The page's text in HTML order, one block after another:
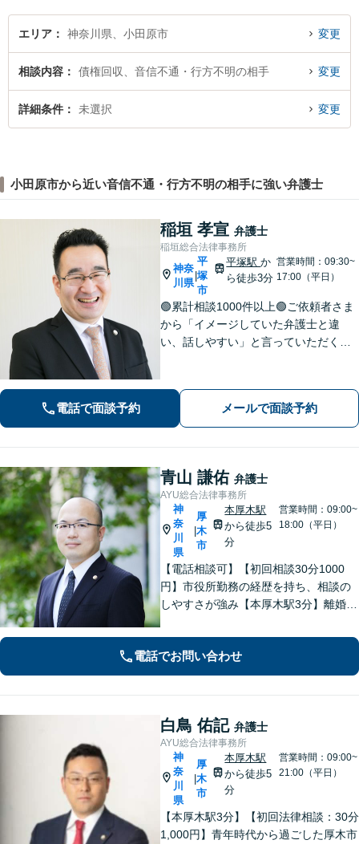
エリア 神奈川県、小田原市 変更
相談内容 債権回収、音信不通・行方不明の相手 変更
詳細条件 未選択 変更
小田原市から近い音信不通・行方不明の相手に強い弁護士
稲垣 孝宣 弁護士
稲垣総合法律事務所
神奈
川県
|
平
塚
市
平塚駅か
ら徒歩3分
営業時間：09:30~
17:00（平日）
🟢累計相談1000件以上🟢ご依頼者さま
から「イメージしていた弁護士と違
い、話しやすい」と言っていただくこ
ニケーションをいたします！【債務整
理のご相談は何度でも無料】【平塚駅3
分】
電話で面談予約 メールで面談予約
青山 謙佑 弁護士
AYU総合法律事務所
神
奈
川
県
厚
木
市
本厚木駅
から徒歩5
分
営業時間：09:00~
18:00（平日）
【電話相談可】【初回相談30分1000
円】市役所勤務の経歴を持ち、相談の
しやすさが強み【本厚木駅3分】離婚・
権回収など幅広く対応。面談の際に
は、傾聴と共感を大切にしています。
一人で抱え込まずにご連絡ください。
電話でお問い合わせ
白鳥 佑記 弁護士
AYU総合法律事務所
神
奈
川
県
厚
木
市
本厚木駅
から徒歩5
分
営業時間：09:00~
21:00（平日）
【本厚木駅3分】【初回法律相談：30分
1,000円】青年時代から過ごした厚木市